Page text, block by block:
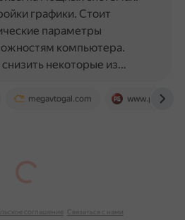
megavtogal.com
графики. Стоит
параметры
компьютера.
некоторые из…
соглашение Связаться с нами